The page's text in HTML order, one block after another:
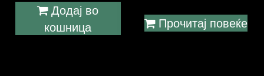
Додај во
кошница
Прочитај повеќе